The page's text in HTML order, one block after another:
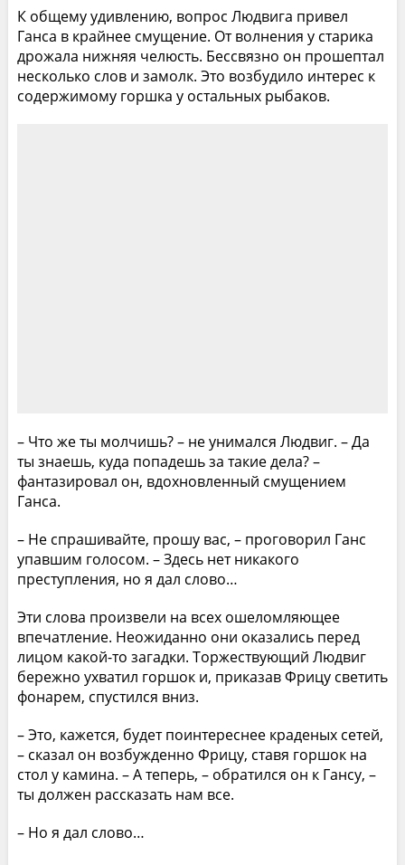
К общему удивлению, вопрос Людвига привел
Ганса в крайнее смущение. От волнения у старика
дрожала нижняя челюсть. Бессвязно он прошептал
несколько слов и замолк. Это возбудило интерес к
содержимому горшка у остальных рыбаков.
– Что же ты молчишь? – не унимался Людвиг. – Да
ты знаешь, куда попадешь за такие дела? –
фантазировал он, вдохновленный смущением
Ганса.
– Не спрашивайте, прошу вас, – проговорил Ганс
упавшим голосом. – Здесь нет никакого
преступления, но я дал слово…
Эти слова произвели на всех ошеломляющее
впечатление. Неожиданно они оказались перед
лицом какой-то загадки. Торжествующий Людвиг
бережно ухватил горшок и, приказав Фрицу светить
фонарем, спустился вниз.
– Это, кажется, будет поинтереснее краденых сетей,
– сказал он возбужденно Фрицу, ставя горшок на
стол у камина. – А теперь, – обратился он к Гансу, –
ты должен рассказать нам все.
– Но я дал слово…